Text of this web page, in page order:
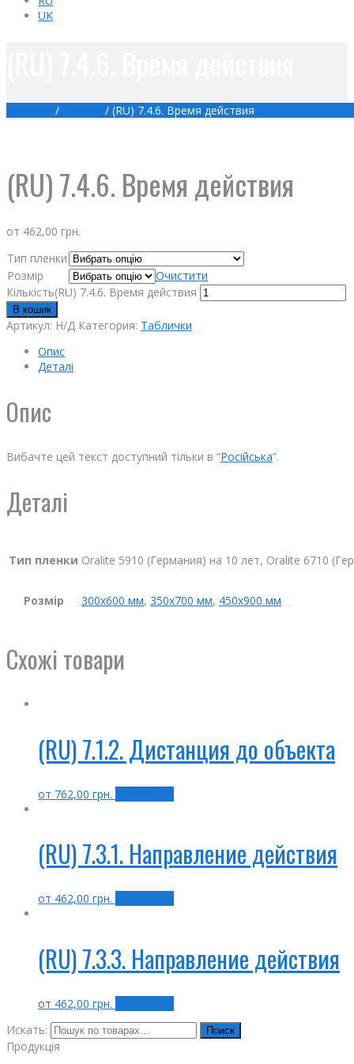
UK
/ / (RU) 7.4.6. Время действия
(RU) 7.4.6. Время действия
от 462,00 грн.
Тип пленки
Розмір
Очистити
Кількість(RU) 7.4.6. Время действия
В кошик
Артикул: Н/Д Категория: Таблички
Опис
Деталі
Опис
Вибачте цей текст доступний тільки в “Російська”.
Деталі
Тип пленки Oralite 5910 (Германия) на 10 лет, Oralite 6710
Розмір 300х600 мм, 350х700 мм, 450х900 мм
Схожі товари
(RU) 7.1.2. Дистанция до объекта
от 762,00 грн.
(RU) 7.3.1. Направление действия
от 462,00 грн.
(RU) 7.3.3. Направление действия
от 462,00 грн.
Искать:
Поиск
Продукція